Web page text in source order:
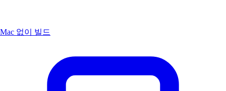
Mac 없이 빌드